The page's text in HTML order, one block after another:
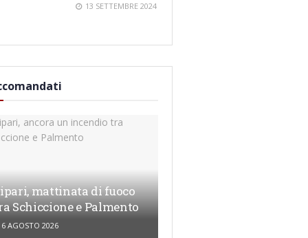
13 SETTEMBRE 2024
mattinata di fuoco
Schiccione e Palmento
6 AGOSTO 2026